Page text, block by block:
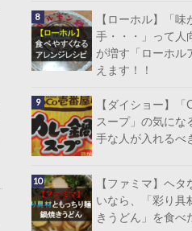
【ローホル】「
手・・・」って人
が増す「ローホル
えます！！
【ダイショー】
スープ」の気にな
手な人が入れるべ
【ファミマ】ヘ
いなら、「彩り具
きうどん」を食べ